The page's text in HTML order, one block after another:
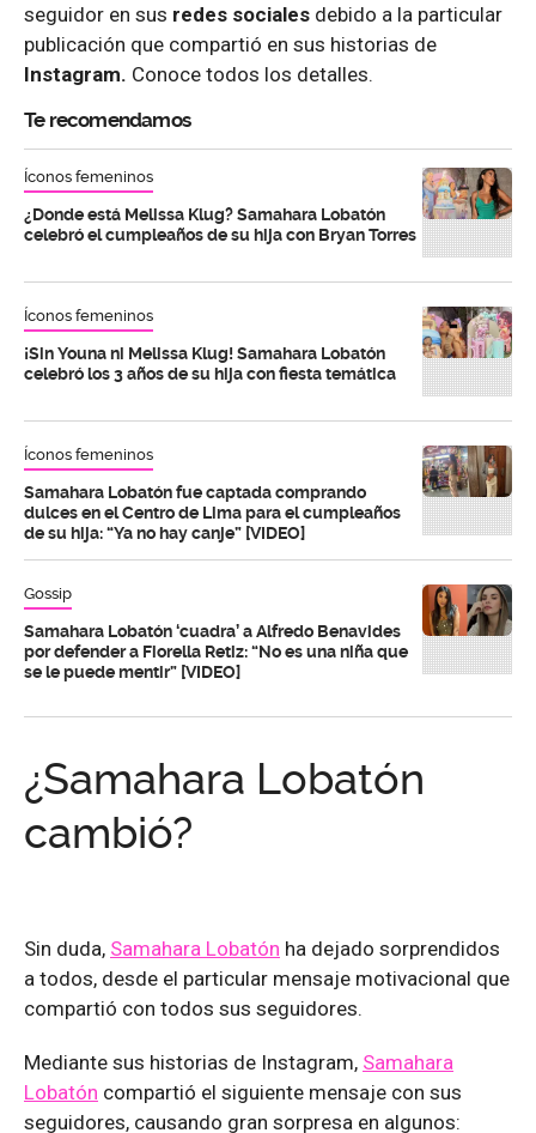
seguidor en sus redes sociales debido a la particular
publicación que compartió en sus historias de
Instagram. Conoce todos los detalles.
Te recomendamos
Íconos femeninos
¿Donde está Melissa Klug? Samahara Lobatón
celebró el cumpleaños de su hija con Bryan Torres
Íconos femeninos
¡Sin Youna ni Melissa Klug! Samahara Lobatón
celebró los 3 años de su hija con fiesta temática
Íconos femeninos
Samahara Lobatón fue captada comprando
dulces en el Centro de Lima para el cumpleaños
de su hija: “Ya no hay canje” [VIDEO]
Gossip
Samahara Lobatón ‘cuadra’ a Alfredo Benavides
por defender a Fiorella Retiz: “No es una niña que
se le puede mentir” [VIDEO]
¿Samahara Lobatón
cambió?
Sin duda, Samahara Lobatón ha dejado sorprendidos
a todos, desde el particular mensaje motivacional que
compartió con todos sus seguidores.
Mediante sus historias de Instagram, Samahara
Lobatón compartió el siguiente mensaje con sus
seguidores, causando gran sorpresa en algunos: